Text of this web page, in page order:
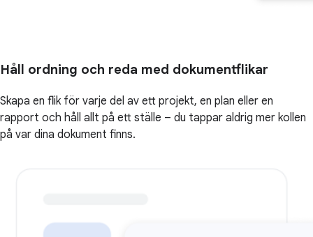
Håll ordning och reda med dokumentflikar
Skapa en flik för varje del av ett projekt, en plan eller en
rapport och håll allt på ett ställe – du tappar aldrig mer kollen
på var dina dokument finns.